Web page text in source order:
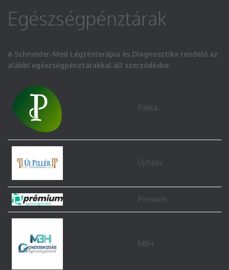
Egészségpénztárak
A Schneider-Med Légzésterápia és Diagnosztika rendelő az
alábbi egészségpénztárakkal áll szerződésbe:
Patika
Új Pillér
Prémium
MBH